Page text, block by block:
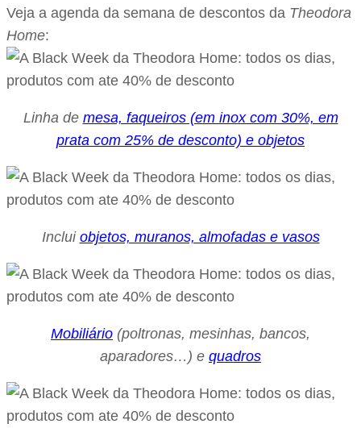
Veja a agenda da semana de descontos da Theodora
Home:
Linha de mesa, faqueiros (em inox com 30%, em
prata com 25% de desconto) e objetos
Inclui objetos, muranos, almofadas e vasos
Mobiliário (poltronas, mesinhas, bancos,
aparadores…) e quadros